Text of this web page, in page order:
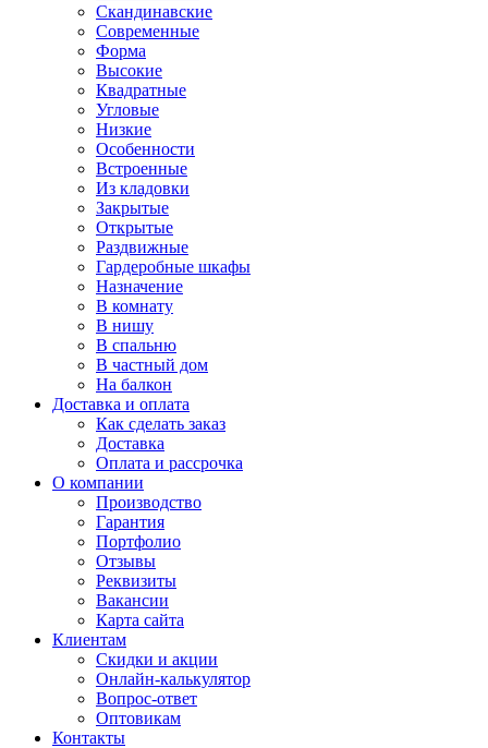
Скандинавские
Современные
Форма
Высокие
Квадратные
Угловые
Низкие
Особенности
Встроенные
Из кладовки
Закрытые
Открытые
Раздвижные
Гардеробные шкафы
Назначение
В комнату
В нишу
В спальню
В частный дом
На балкон
Доставка и оплата
Как сделать заказ
Доставка
Оплата и рассрочка
О компании
Производство
Гарантия
Портфолио
Отзывы
Реквизиты
Вакансии
Карта сайта
Клиентам
Скидки и акции
Онлайн-калькулятор
Вопрос-ответ
Оптовикам
Контакты